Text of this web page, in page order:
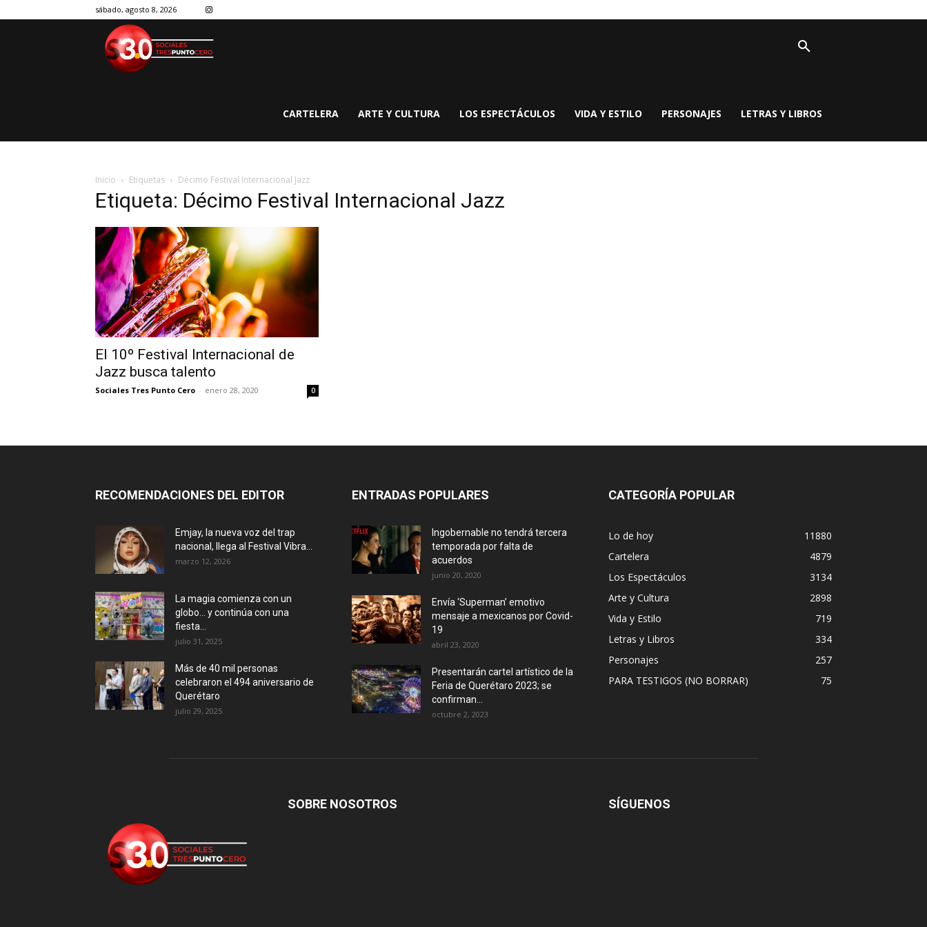
sábado, agosto 8, 2026
CARTELERA ARTE Y CULTURA LOS ESPECTÁCULOS VIDA Y ESTILO PERSONAJES LETRAS Y LIBROS
Inicio Etiquetas Décimo Festival Internacional Jazz
Etiqueta: Décimo Festival Internacional Jazz
El 10º Festival Internacional de
Jazz busca talento
Sociales Tres Punto Cero - enero 28, 2020 0
RECOMENDACIONES DEL EDITOR
Emjay, la nueva voz del trap
nacional, llega al Festival Vibra...
marzo 12, 2026
La magia comienza con un
globo… y continúa con una
fiesta...
julio 31, 2025
Más de 40 mil personas
celebraron el 494 aniversario de
Querétaro
julio 29, 2025
ENTRADAS POPULARES
Ingobernable no tendrá tercera
temporada por falta de
acuerdos
junio 20, 2020
Envía ‘Superman’ emotivo
mensaje a mexicanos por Covid-
19
abril 23, 2020
Presentarán cartel artístico de la
Feria de Querétaro 2023; se
confirman...
octubre 2, 2023
CATEGORÍA POPULAR
Lo de hoy
11880
Cartelera
4879
Los Espectáculos
3134
Arte y Cultura
2898
Vida y Estilo
719
Letras y Libros
334
Personajes
257
PARA TESTIGOS (NO BORRAR)
75
SOBRE NOSOTROS SÍGUENOS